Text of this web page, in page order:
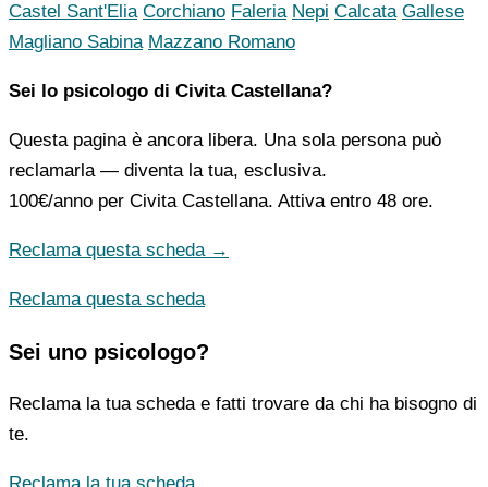
Castel Sant'Elia Corchiano Faleria Nepi Calcata Gallese
Magliano Sabina Mazzano Romano
Sei lo psicologo di Civita Castellana?
Questa pagina è ancora libera. Una sola persona può
reclamarla — diventa la tua, esclusiva.
100€/anno per Civita Castellana. Attiva entro 48 ore.
Reclama questa scheda →
Reclama questa scheda
Sei uno psicologo?
Reclama la tua scheda e fatti trovare da chi ha bisogno di
te.